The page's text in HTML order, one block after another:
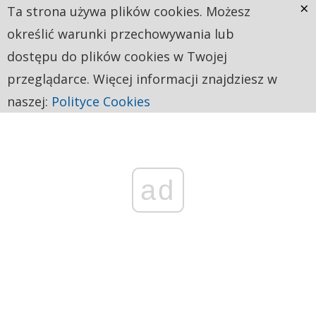
ad
Ta strona używa plików cookies. Możesz
określić warunki przechowywania lub
dostępu do plików cookies w Twojej
przeglądarce. Więcej informacji znajdziesz w
naszej: Polityce Cookies
×